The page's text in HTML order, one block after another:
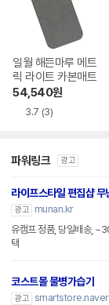
일월 해든마루 메트
릭 라이트 카본매트
54,540원
3.7 (3)
파워링크 광고
라이프스타일 편집샵 무
광고
munan.kr
유캠프 정품, 당일배송,
택
코스트몰 물병가습기
광고